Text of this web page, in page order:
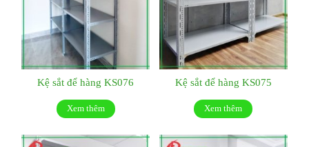
Kệ sắt để hàng KS076
Xem thêm
Kệ sắt để hàng KS075
Xem thêm